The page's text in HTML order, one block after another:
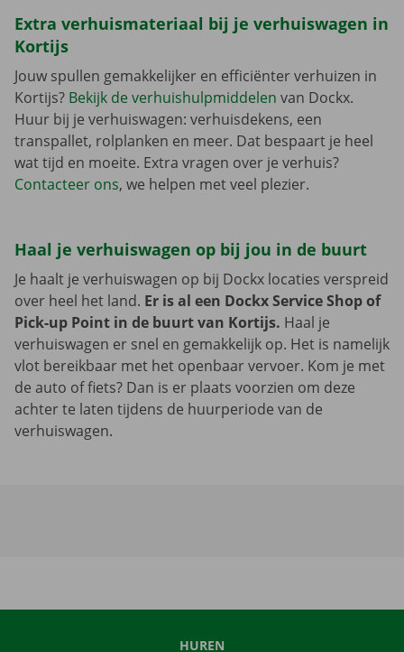
Extra verhuismateriaal bij je verhuiswagen in
Kortijs
Jouw spullen gemakkelijker en efficiënter verhuizen in
Kortijs? Bekijk de verhuishulpmiddelen van Dockx.
Huur bij je verhuiswagen: verhuisdekens, een
transpallet, rolplanken en meer. Dat bespaart je heel
wat tijd en moeite. Extra vragen over je verhuis?
Contacteer ons, we helpen met veel plezier.
Haal je verhuiswagen op bij jou in de buurt
Je haalt je verhuiswagen op bij Dockx locaties verspreid
over heel het land. Er is al een Dockx Service Shop of
Pick-up Point in de buurt van Kortijs. Haal je
verhuiswagen er snel en gemakkelijk op. Het is namelijk
vlot bereikbaar met het openbaar vervoer. Kom je met
de auto of fiets? Dan is er plaats voorzien om deze
achter te laten tijdens de huurperiode van de
verhuiswagen.
HUREN